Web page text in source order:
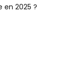
en 2025 ?